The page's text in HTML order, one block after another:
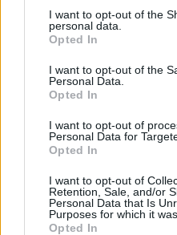
de su consentimiento, pero
rechazar tal procesamiento.
cualquier momento entrando
visitando nuestra política de
I want to opt-out of the
personal data.
Opted In
I want to opt-out of the
Personal Data.
Opted In
I want to opt-out of
Personal Data for
Opted In
I want to opt-out of
Retention, Sale, and/or
Personal Data that Is
Purposes for which it
Opted In